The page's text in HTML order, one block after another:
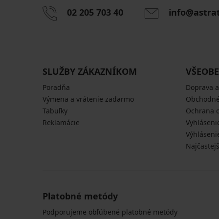
02 205 703 40
SLUŽBY ZÁKAZNÍKOM
Poradňa
Výmena a vrátenie zadarmo
Tabuľky
Reklamácie
Doprava
Ochrana
Platobné metódy
Podporujeme obľúbené platobné metódy